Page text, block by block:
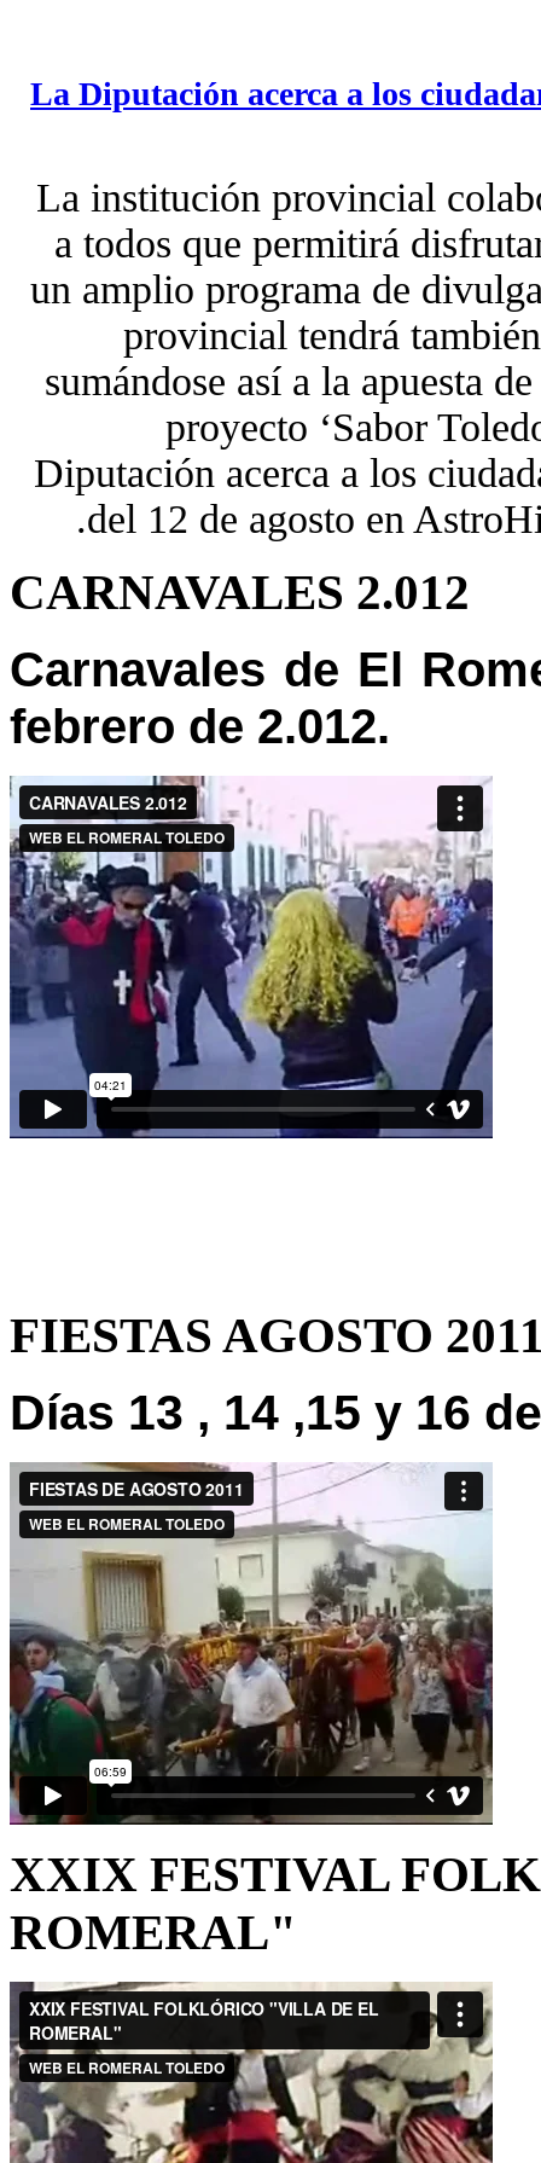
La Diputación acerca a los
La institución provincial
a todos que permitirá
un amplio programa de
provincial tendrá
sumándose así a la apuesta
proyecto ‘Sabor
Diputación acerca a los
del 12 de agosto en
CARNAVALES 2.012
Carnavales de El
febrero de 2.012.
FIESTAS AGOSTO
Días 13 , 14 ,15 y 16
XXIX FESTIVAL
ROMERAL"